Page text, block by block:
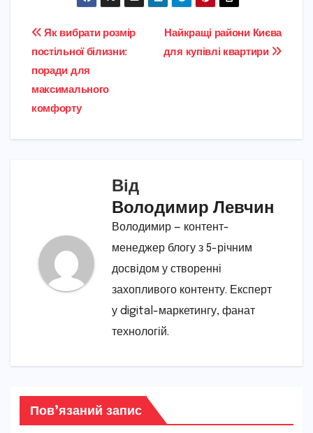
Навігація
записів
Найкращі райони Києва
для купівлі квартири
Як вибрати розмір
постільної білизни:
поради для
максимального
комфорту
Від
Володимир Левчин
Володимир — контент-
менеджер блогу з 5-річним
досвідом у створенні
захопливого контенту. Експерт
у digital-маркетингу, фанат
технологій.
Пов’язаний запис